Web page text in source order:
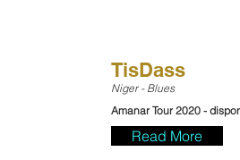
TisDass
Niger - Blues
Amanar Tour 2020 -
Read More